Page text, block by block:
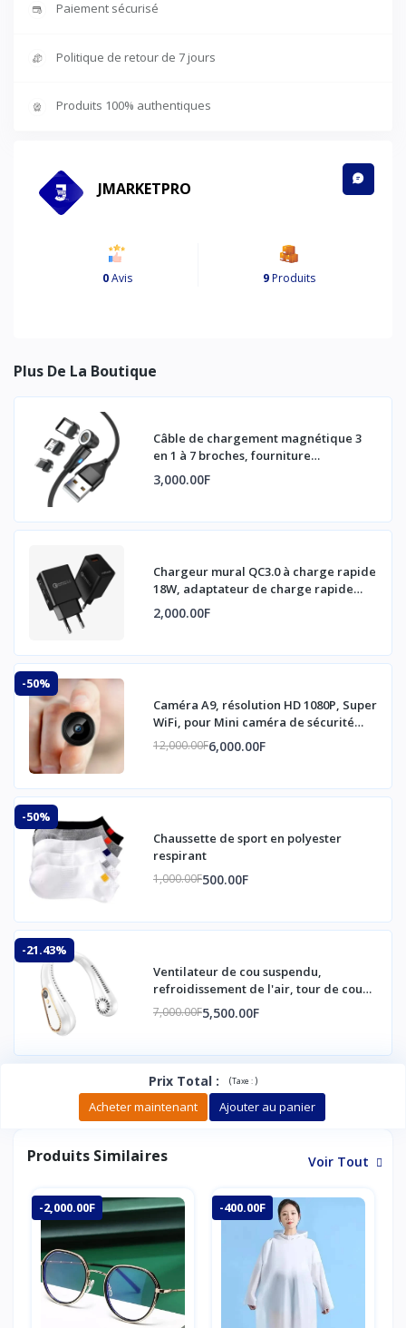
Paiement sécurisé
Politique de retour de 7 jours
Produits 100% authentiques
JMARKETPRO
0Avis 9Produits
Plus De La Boutique
Câble de chargement magnétique 3
en 1 à 7 broches, fourniture
professionnelle, accessoires de
chargement de téléphone, câble de
Rotation de 540 degrés
3,000.00F
Chargeur mural QC3.0 à charge rapide
18W, adaptateur de charge rapide
pour smartphone, chargeur USB
2,000.00F
-50%
Caméra A9, résolution HD 1080P, Super
WiFi, pour Mini caméra de sécurité
domestique
12,000.00F6,000.00F
-50%
Chaussette de sport en polyester
respirant
1,000.00F500.00F
-21.43%
Ventilateur de cou suspendu,
refroidissement de l'air, tour de cou
personnel, Rechargeable par USB
7,000.00F5,500.00F
Prix Total : (Taxe :)
Acheter maintenant Ajouter au panier
Produits Similaires Voir Tout
-2,000.00F -400.00F